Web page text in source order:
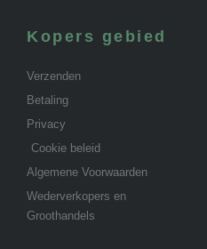
Kopers gebied
Verzenden
Betaling
Privacy
Cookie beleid
Algemene Voorwaarden
Wederverkopers en
Groothandels